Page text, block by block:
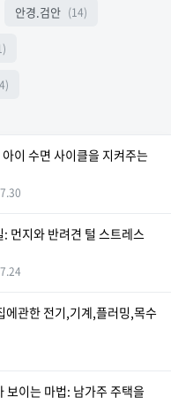
안경.검안 (14)
이 수면 사이클을 지켜주는
먼지와 반려견 털 스트레스
관한 전기,기계,플러밍,목수
보이는 마법: 남가주 주택을